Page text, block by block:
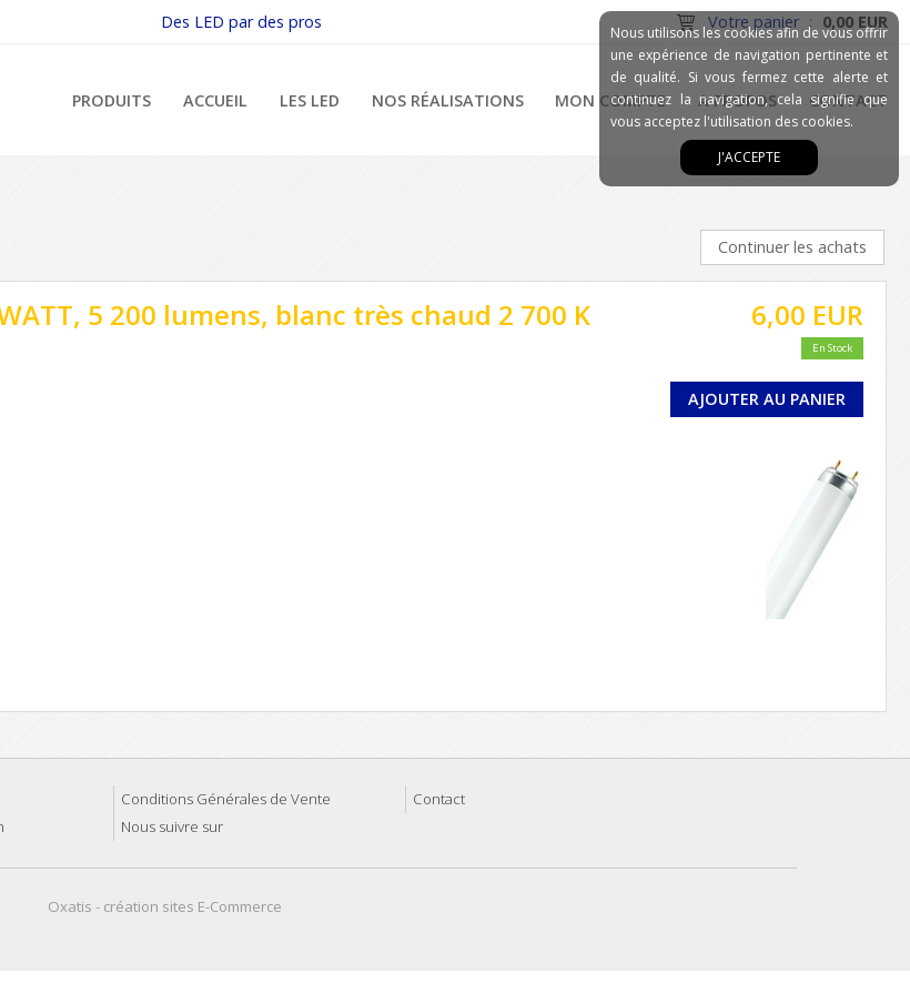
Votre panier : 0,00 EUR
Des LED par des pros
PRODUITS ACCUEIL LES LED NOS RÉALISATIONS MON COMPTE A PROPOS CONTACT
Continuer les achats
5 200 lumens, blanc très chaud 2 700 K 6,00 EUR
En Stock
AJOUTER AU PANIER
Conditions Générales de Vente
Contact
Nous suivre sur
Oxatis - création sites E-Commerce
Nous utilisons les cookies afin de vous offrir
une expérience de navigation pertinente et
de qualité. Si vous fermez cette alerte et
continuez la navigation, cela signifie que
vous acceptez l'utilisation des cookies.
J'ACCEPTE